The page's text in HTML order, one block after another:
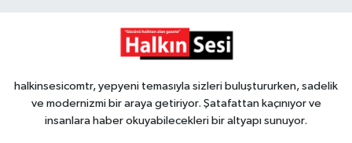
halkinsesicomtr, yepyeni temasıyla sizleri buluştururken, sadelik
ve modernizmi bir araya getiriyor. Şatafattan kaçınıyor ve
insanlara haber okuyabilecekleri bir altyapı sunuyor.